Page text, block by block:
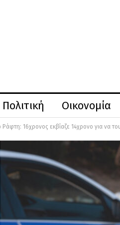
Πολιτική Οικονομία
Ράφτη: 16χρονος εκβίαζε 14χρονο για να